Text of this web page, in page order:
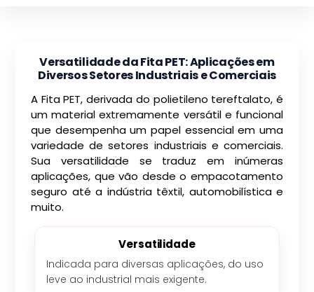
Versatilidade da Fita PET: Aplicações em
Diversos Setores Industriais e Comerciais
A Fita PET, derivada do polietileno tereftalato, é
um material extremamente versátil e funcional
que desempenha um papel essencial em uma
variedade de setores industriais e comerciais.
Sua versatilidade se traduz em inúmeras
aplicações, que vão desde o empacotamento
seguro até a indústria têxtil, automobilística e
muito.
Versatilidade
Indicada para diversas aplicações, do uso
leve ao industrial mais exigente.